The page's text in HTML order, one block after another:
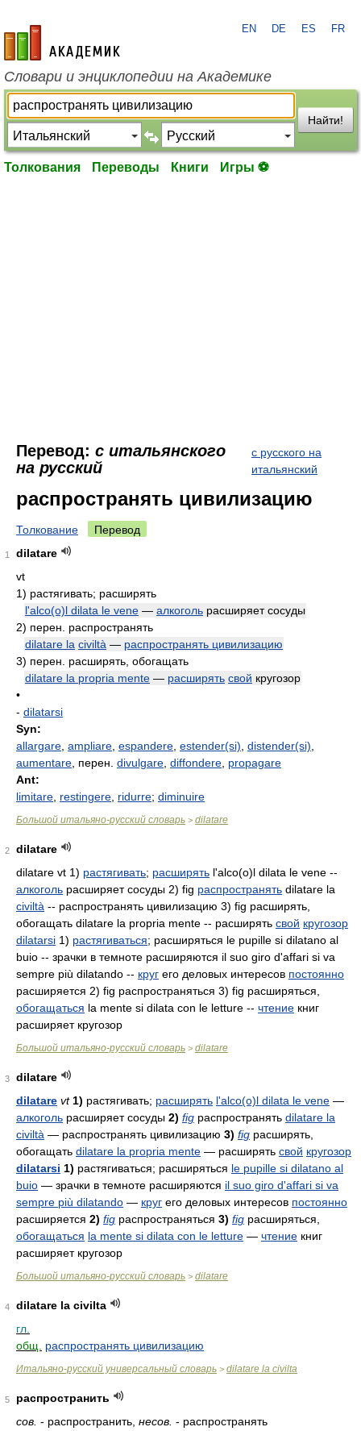
academic.ru
EN DE ES FR
Словари и энциклопедии на Академике
Найти!
Толкования Переводы Книги Игры ⚽
Перевод: с итальянского
на русский
с русского на
итальянский
распространять цивилизацию
Толкование Перевод
1
dilatare
vt
1) растягивать; расширять
l'alco(o)l dilata le vene — алкоголь расширяет сосуды
2) перен. распространять
dilatare la civiltà — распространять цивилизацию
3) перен. расширять, обогащать
dilatare la propria mente — расширять свой кругозор
•
- dilatarsi
Syn:
allargare ampliare espandere estender(si) distender(si)
aumentare , перен. divulgare diffondere propagare
Ant:
limitare restingere ridurre; diminuire
Большой итальяно-русский словарь > dilatare
2
dilatare
dilatare vt 1) растягивать; расширять l'alco(o)l dilata le vene --
алкоголь расширяет сосуды 2) fig распространять dilatare la
civiltà -- распространять цивилизацию 3) fig расширять,
обогащать dilatare la propria mente -- расширять свой кругозор
dilatarsi 1) растягиваться; расширяться le pupille si dilatano al
buio -- зрачки в темноте расширяются il suo giro d'affari si va
sempre più dilatando -- круг его деловых интересов постоянно
расширяется 2) fig распространяться 3) fig расширяться,
обогащаться la mente si dilata con le letture -- чтение книг
расширяет кругозор
Большой итальяно-русский словарь > dilatare
3
dilatare
dilatare vt 1) растягивать; расширять l'alco(o)l dilata le vene —
алкоголь расширяет сосуды 2) fig распространять dilatare la
civiltà — распространять цивилизацию 3) fig расширять,
обогащать dilatare la propria mente — расширять свой кругозор
dilatarsi 1) растягиваться; расширяться le pupille si dilatano al
buio — зрачки в темноте расширяются il suo giro d'affari si va
sempre più dilatando — круг его деловых интересов постоянно
расширяется 2) fig распространяться 3) fig расширяться,
обогащаться la mente si dilata con le letture — чтение книг
расширяет кругозор
Большой итальяно-русский словарь > dilatare
4
dilatare la civilta
гл.
общ.
распространять цивилизацию
Итальяно-русский универсальный словарь > dilatare la civilta
5
распространить
сов. - распространить, несов. - распространять